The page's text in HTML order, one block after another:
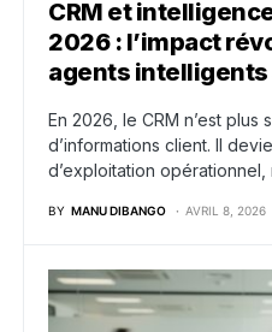
CRM et
2026 : l’impact
agents intelligents
En 2026, le CRM n’est
d’informations client. Il
d’exploitation
BY MANU DIBANGO AVRIL 8, 2026